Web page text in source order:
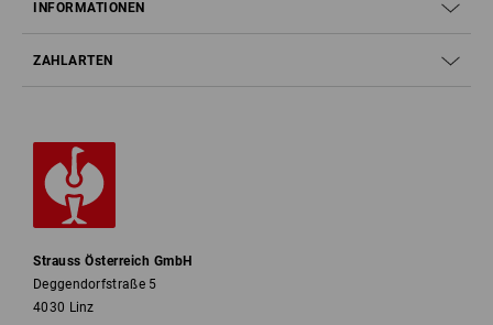
INFORMATIONEN
ZAHLARTEN
Strauss Österreich GmbH
Deggendorfstraße 5
4030 Linz